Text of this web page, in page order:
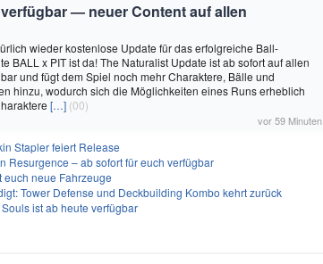
— neuer Content auf allen
wieder kostenlose Update für das erfolgreiche Ball-
BALL x PIT ist da! The Naturalist Update ist ab sofort auf allen
und fügt dem Spiel noch mehr Charaktere, Bälle und
hinzu, wodurch sich die Möglichkeiten eines Runs erheblich
[…] (00)
vor 59 Minuten
Stapler feiert Release
Resurgence – ab sofort für euch verfügbar
euch neue Fahrzeuge
Tower Defense und Deckbuilding Kombo kehrt zurück
ist ab heute verfügbar